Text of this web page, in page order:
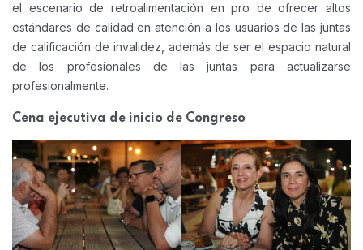
el escenario de retroalimentación en pro de ofrecer altos
estándares de calidad en atención a los usuarios de las juntas
de calificación de invalidez, además de ser el espacio natural
de los profesionales de las juntas para actualizarse
profesionalmente.
Cena ejecutiva de inicio de Congreso